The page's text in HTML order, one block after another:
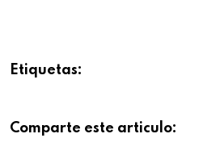
Etiquetas:
Comparte este articulo: